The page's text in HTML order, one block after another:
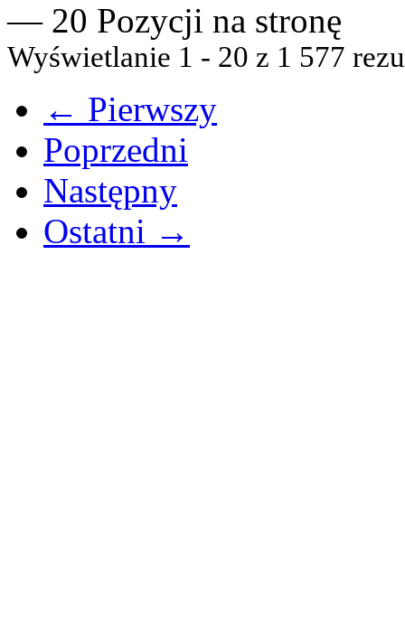
— 20 Pozycji na stronę
Wyświetlanie 1 - 20 z 1 577
← Pierwszy
Poprzedni
Następny
Ostatni →